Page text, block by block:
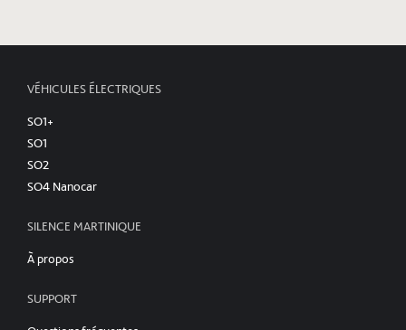
VÉHICULES ÉLECTRIQUES
SO1+
SO1
SO2
SO4 Nanocar
SILENCE MARTINIQUE
À propos
SUPPORT